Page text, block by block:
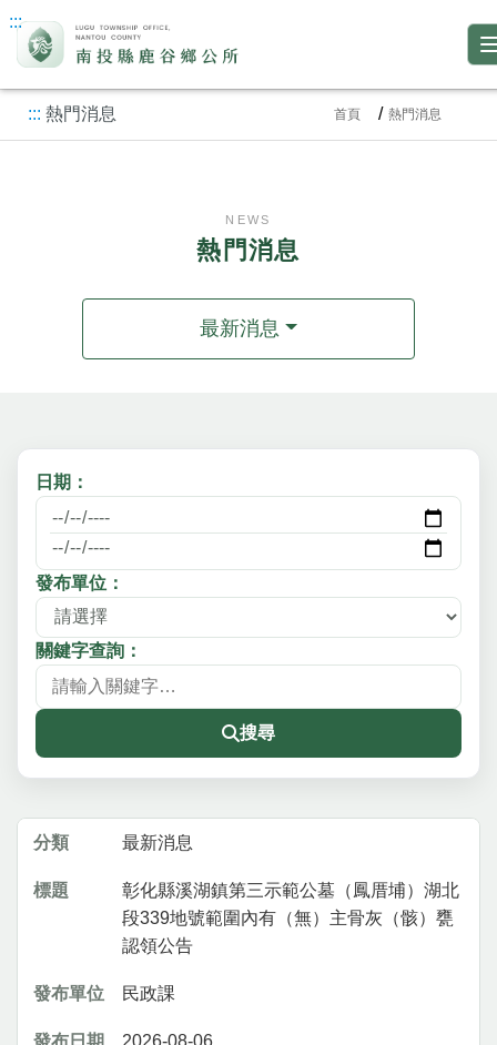
:::
::: 熱門消息 首頁 熱門消息
NEWS
熱門消息
最新消息
日期：
發布單位：
關鍵字查詢：
搜尋
最新消息列表，包含分類、標題、發布單位與發布日期
最新消息
彰化縣溪湖鎮第三示範公墓（鳳厝埔）湖北
段339地號範圍內有（無）主骨灰（骸）甕
認領公告
民政課